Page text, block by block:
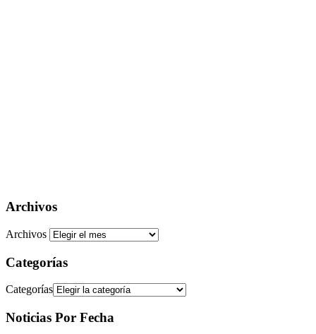
Archivos
Archivos
Categorías
Categorías
Noticias Por Fecha